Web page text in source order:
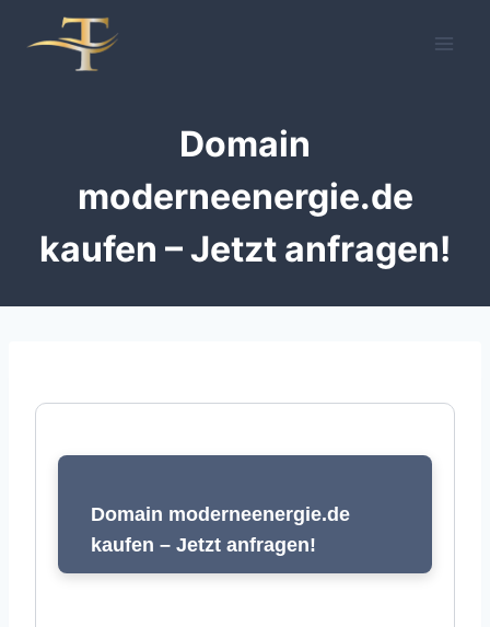
Inhalt
Domain
moderneenergie.de
kaufen – Jetzt anfragen!
Domain moderneenergie.de
kaufen – Jetzt anfragen!